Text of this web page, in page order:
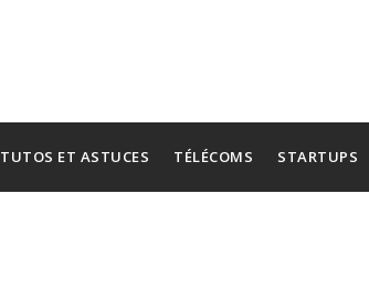
TUTOS ET ASTUCES TÉLÉCOMS STARTUPS